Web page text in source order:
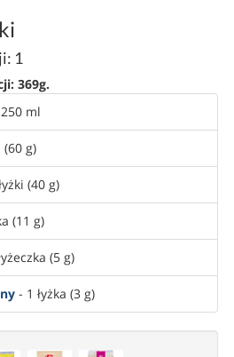
1
369g.
ml
g)
(40 g)
(11 g)
(5 g)
- 1 łyżka (3 g)